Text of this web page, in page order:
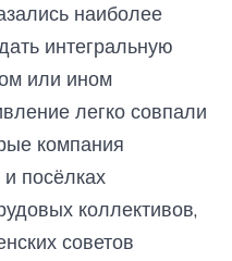
наиболее
интегральную
или ином
легко совпали
компания
посёлках
коллективов,
советов